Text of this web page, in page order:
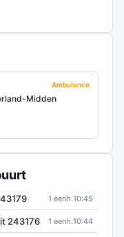
Ambulance
Midden
1 eenh.10:45
243176 1 eenh.10:44